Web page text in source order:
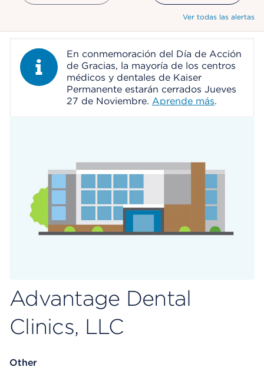
Ver todas las alertas
Information AlertEn conmemoración del Día de Acción
de Gracias, la mayoría de los centros
médicos y dentales de Kaiser
Permanente estarán cerrados Jueves
27 de Noviembre. Aprende más.
Advantage Dental
Clinics, LLC
Other